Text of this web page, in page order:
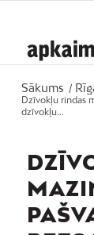
Sākums /
Dzīvokļu rindas
dzīvokļu...